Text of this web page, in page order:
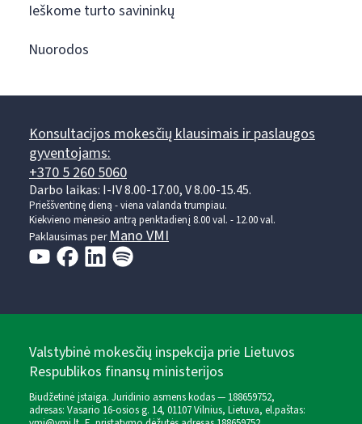
Ieškome turto savininkų
Nuorodos
Konsultacijos mokesčių klausimais ir paslaugos
gyventojams:
+370 5 260 5060
Darbo laikas: I-IV 8.00-17.00, V 8.00-15.45.
Prieššventinę dieną - viena valanda trumpiau.
Kiekvieno mėnesio antrą penktadienį 8.00 val. - 12.00 val.
Paklausimas perMano VMI
Valstybinė mokesčių inspekcija prie Lietuvos
Respublikos finansų ministerijos
Biudžetinė įstaiga. Juridinio asmens kodas — 188659752,
adresas: Vasario 16-osios g. 14, 01107 Vilnius, Lietuva, el.paštas: